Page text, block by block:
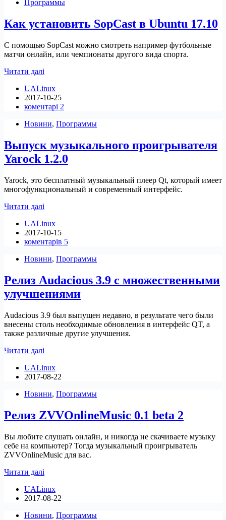
mint
Программы
Как установить SopCast в Ubuntu 17.10
С помощью SopCast можно смотреть например футбольные
матчи онлайн, или чемпионаты другого вида спорта.
Читати далі
SopCast
в
Ubuntu
UALinux
2017-10-25
коментарі 2
Новини, Программы
Выпуск музыкального проигрывателя
Yarock 1.2.0
Yarock, это бесплатный музыкальный плеер Qt, который имеет
многофункциональный и современный интерфейс.
Читати далі
проигрывателя
Yarock
1.2.0
UALinux
2017-10-15
коментарів 5
Новини, Программы
Релиз Audacious 3.9 с множественными
улучшениями
Audacious 3.9 был выпущен недавно, в результате чего были
внесены столь необходимые обновления в интерфейс QT, а
также различные другие улучшения.
Читати далі
3.9
с
улучшениями
UALinux
2017-08-22
Новини, Программы
Релиз ZVVOnlineMusic 0.1 beta 2
Вы любите слушать онлайн, и никогда не скачиваете музыку
себе на компьютер? Тогда музыкальный проигрыватель
ZVVOnlineMusic для вас.
Читати далі
0.1
beta
UALinux
2017-08-22
Новини, Программы